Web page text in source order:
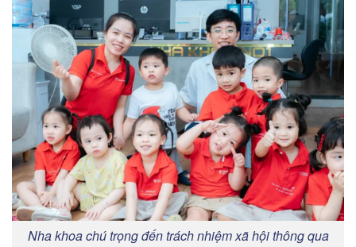
Nha khoa chú trọng đến trách nhiệm xã hội thông qua